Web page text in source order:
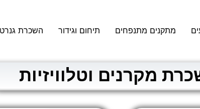
מתקנים מתנפחים תיחום וגידור השכרת
מקרנים וטלוויזיות